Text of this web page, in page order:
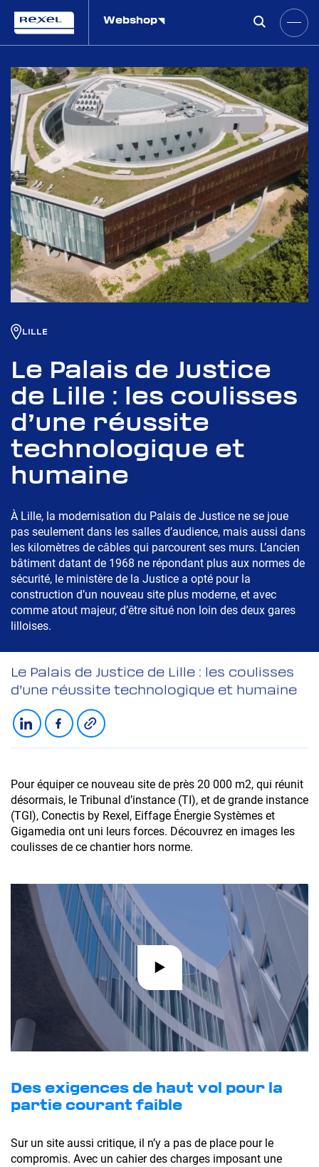
Webshop
LILLE
Le Palais de Justice
de Lille : les coulisses
d’une réussite
technologique et
humaine
À Lille, la modernisation du Palais de Justice ne se joue
pas seulement dans les salles d’audience, mais aussi dans
les kilomètres de câbles qui parcourent ses murs. L’ancien
bâtiment datant de 1968 ne répondant plus aux normes de
sécurité, le ministère de la Justice a opté pour la
construction d’un nouveau site plus moderne, et avec
comme atout majeur, d’être situé non loin des deux gares
lilloises.
Le Palais de Justice de Lille : les coulisses
d’une réussite technologique et humaine
Partager sur LinkedIn
Partager sur Facebook
Copier le lien
Pour équiper ce nouveau site de près 20 000 m2, qui réunit
désormais, le Tribunal d’instance (TI), et de grande instance
(TGI), Conectis by Rexel, Eiffage Énergie Systèmes et
Gigamedia ont uni leurs forces. Découvrez en images les
coulisses de ce chantier hors norme.
Des exigences de haut vol pour la
partie courant faible
Sur un site aussi critique, il n’y a pas de place pour le
compromis. Avec un cahier des charges imposant une